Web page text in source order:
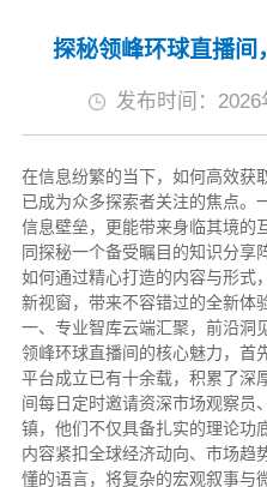
探秘领峰环球直播间
发布时间：
在信息纷繁的当下，如何高效获
已成为众多探索者关注的焦点。
信息壁垒，更能带来身临其境的
同探秘一个备受瞩目的知识分
如何通过精心打造的内容与形式
新视窗，带来不容错过的全新体验
一、专业智库云端汇聚，前沿洞
领峰环球直播间的核心魅力，首
平台成立已有十余载，积累了深
间每日定时邀请资深市场观察员
镇，他们不仅具备扎实的理论功
内容紧扣全球经济动向、市场趋
懂的语言，将复杂的宏观叙事与